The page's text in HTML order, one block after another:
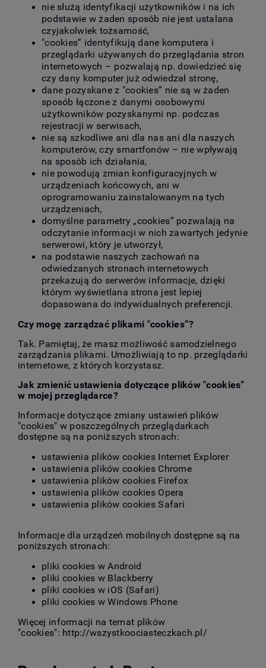
nie służą identyfikacji użytkowników i na ich
podstawie w żaden sposób nie jest ustalana
czyjakolwiek tożsamość,
"cookies” identyfikują dane komputera i
przeglądarki używanych do przeglądania stron
internetowych – pozwalają np. dowiedzieć się
czy dany komputer już odwiedzał stronę,
dane pozyskane z "cookies” nie są w żaden
sposób łączone z danymi osobowymi
użytkowników pozyskanymi np. podczas
rejestracji w serwisach,
nie są szkodliwe ani dla nas ani dla naszych
komputerów, czy smartfonów – nie wpływają
na sposób ich działania,
nie powodują zmian konfiguracyjnych w
urządzeniach końcowych, ani w
oprogramowaniu zainstalowanym na tych
urządzeniach,
domyślne parametry „cookies” pozwalają na
odczytanie informacji w nich zawartych jedynie
serwerowi, który je utworzył,
na podstawie naszych zachowań na
odwiedzanych stronach internetowych
przekazują do serwerów informacje, dzięki
którym wyświetlana strona jest lepiej
dopasowana do indywidualnych preferencji.
Czy mogę zarządzać plikami "cookies”?
Tak. Pamiętaj, że masz możliwość samodzielnego
zarządzania plikami. Umożliwiają to np. przeglądarki
internetowe, z których korzystasz.
Jak zmienić ustawienia dotyczące plików "cookies”
w mojej przeglądarce?
Informacje dotyczące zmiany ustawień plików
"cookies" w poszczególnych przeglądarkach
dostępne są na poniższych stronach:
ustawienia plików cookies Internet Explorer
ustawienia plików cookies Chrome
ustawienia plików cookies Firefox
ustawienia plików cookies Opera
ustawienia plików cookiesSafari
Informacje dla urządzeń mobilnych dostępne są na
poniższych stronach:
pliki cookies wAndroid
pliki cookies w Blackberry
pliki cookies w iOS (Safari)
pliki cookies wWindows Phone
Więcej informacji na temat plików
"cookies": http://wszystkoociasteczkach.pl/